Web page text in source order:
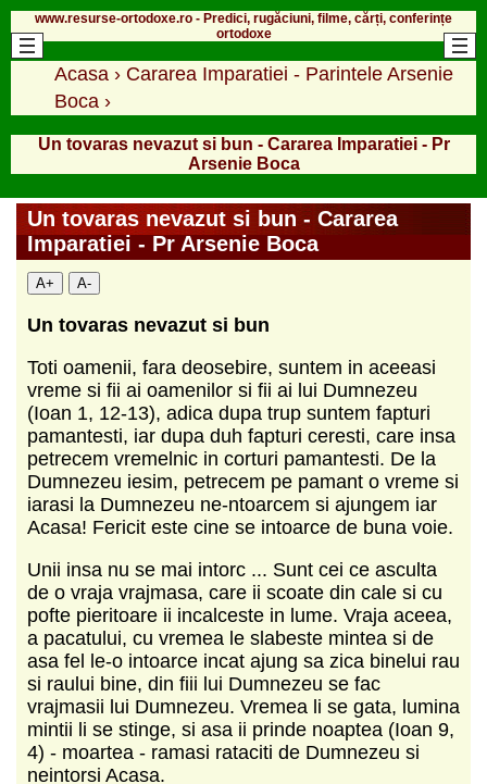
www.resurse-ortodoxe.ro - Predici, rugăciuni, filme, cărți, conferințe
ortodoxe
Acasa › Cararea Imparatiei - Parintele Arsenie
Boca ›
Un tovaras nevazut si bun - Cararea Imparatiei - Pr
Arsenie Boca
Un tovaras nevazut si bun - Cararea
Imparatiei - Pr Arsenie Boca
A+ A-
Un tovaras nevazut si bun
Toti oamenii, fara deosebire, suntem in aceeasi
vreme si fii ai oamenilor si fii ai lui Dumnezeu
(Ioan 1, 12-13), adica dupa trup suntem fapturi
pamantesti, iar dupa duh fapturi ceresti, care insa
petrecem vremelnic in corturi pamantesti. De la
Dumnezeu iesim, petrecem pe pamant o vreme si
iarasi la Dumnezeu ne-ntoarcem si ajungem iar
Acasa! Fericit este cine se intoarce de buna voie.
Unii insa nu se mai intorc ... Sunt cei ce asculta
de o vraja vrajmasa, care ii scoate din cale si cu
pofte pieritoare ii incalceste in lume. Vraja aceea,
a pacatului, cu vremea le slabeste mintea si de
asa fel le-o intoarce incat ajung sa zica binelui rau
si raului bine, din fiii lui Dumnezeu se fac
vrajmasii lui Dumnezeu. Vremea li se gata, lumina
mintii li se stinge, si asa ii prinde noaptea (Ioan 9,
4) - moartea - ramasi rataciti de Dumnezeu si
neintorsi Acasa.